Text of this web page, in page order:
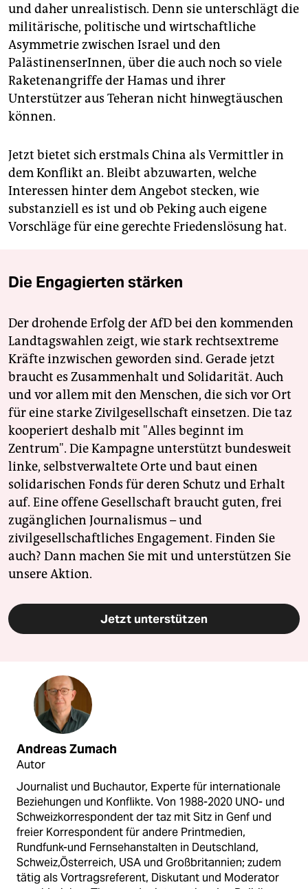
und daher unrealistisch. Denn sie unterschlägt die
militärische, politische und wirtschaftliche
Asymmetrie zwischen Israel und den
PalästinenserInnen, über die auch noch so viele
Raketenangriffe der Hamas und ihrer
Unterstützer aus Teheran nicht hinwegtäuschen
können.
Jetzt bietet sich erstmals China als Vermittler in
dem Konflikt an. Bleibt abzuwarten, welche
Interessen hinter dem Angebot stecken, wie
substanziell es ist und ob Peking auch eigene
Vorschläge für eine gerechte Friedenslösung hat.
Die Engagierten stärken
Der drohende Erfolg der AfD bei den kommenden
Landtagswahlen zeigt, wie stark rechtsextreme
Kräfte inzwischen geworden sind. Gerade jetzt
braucht es Zusammenhalt und Solidarität. Auch
und vor allem mit den Menschen, die sich vor Ort
für eine starke Zivilgesellschaft einsetzen. Die taz
kooperiert deshalb mit "Alles beginnt im
Zentrum". Die Kampagne unterstützt bundesweit
linke, selbstverwaltete Orte und baut einen
solidarischen Fonds für deren Schutz und Erhalt
auf. Eine offene Gesellschaft braucht guten, frei
zugänglichen Journalismus – und
zivilgesellschaftliches Engagement. Finden Sie
auch? Dann machen Sie mit und unterstützen Sie
unsere Aktion.
Jetzt unterstützen
Andreas Zumach
Autor
Journalist und Buchautor, Experte für internationale
Beziehungen und Konflikte. Von 1988-2020 UNO- und
Schweizkorrespondent der taz mit Sitz in Genf und
freier Korrespondent für andere Printmedien,
Rundfunk-und Fernsehanstalten in Deutschland,
Schweiz,Österreich, USA und Großbritannien; zudem
tätig als Vortragsreferent, Diskutant und Moderator